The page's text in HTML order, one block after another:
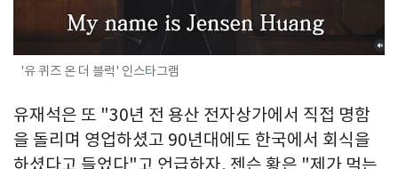
'유 퀴즈 온 더 블럭' 인스타그램
유재석은 또 "30년 전 용산 전자상가에서 직접 명함
을 돌리며 영업하셨고 90년대에도 한국에서 회식을
하셨다고 들었다"고 언급하자, 젠슨 황은 "제가 먹는